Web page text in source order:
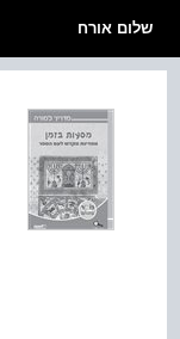
שלום אורח